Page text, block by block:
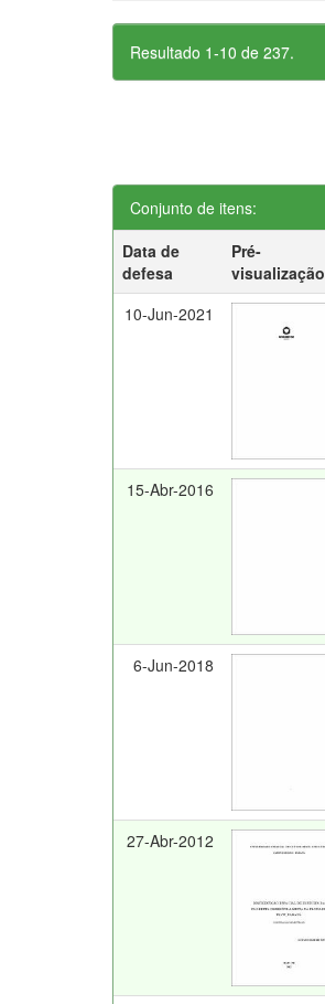
Resultado 1-10 de 237.
Conjunto de itens:
Data de
defesa
Pré-
visualização
10-Jun-2021
15-Abr-2016
6-Jun-2018
27-Abr-2012